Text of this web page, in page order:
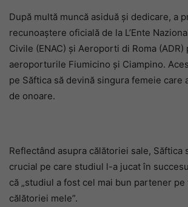
După multă muncă asiduă și dedicare, a
recunoaștere oficială de la L’Ente
Civile (ENAC) și Aeroporti di Roma (ADR)
aeroporturile Fiumicino și Ciampino.
pe Săftica să devină singura femeie care
de onoare.
Reflectând asupra călătoriei sale, Săftica
crucial pe care studiul l-a jucat în
că „studiul a fost cel mai bun partener
călătoriei mele”.